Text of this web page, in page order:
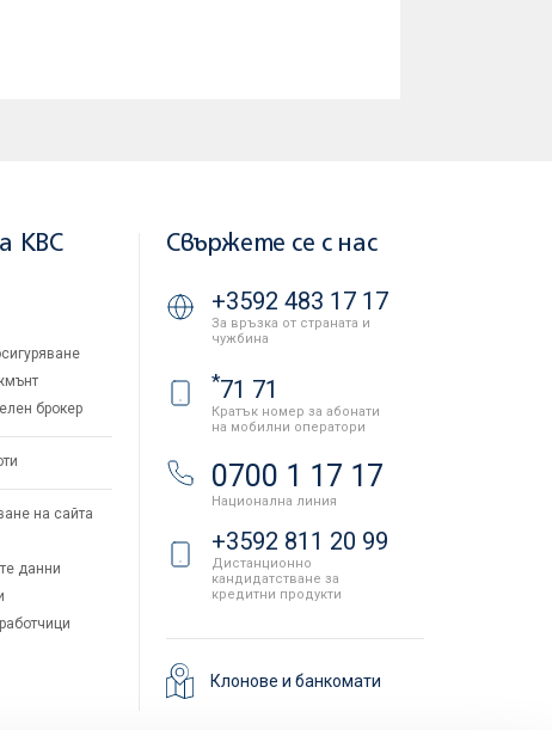
KBC
брокер
на сайта
данни
Свържете се с нас
+3592 483 17 17
За връзка от страната и
чужбина
*71 71
Кратък номер за абонати
на мобилни оператори
0700 1 17 17
Национална линия
+3592 811 20 99
Дистанционно
кандидатстване за
кредитни продукти
Клонове и банкомати